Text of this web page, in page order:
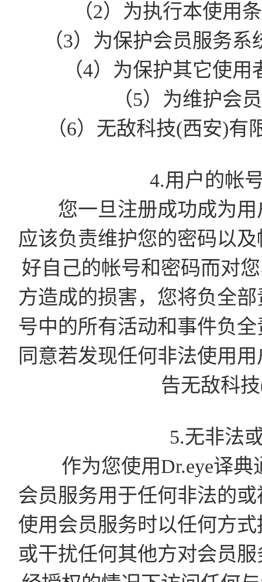
（2）为执行本使用
（3）为保护会员服务
（4）为保护其它使
（5）为维护会
（6）无敌科技(西安)
4.用户的帐
您一旦注册成功成为用
应该负责维护您的密码以
好自己的帐号和密码而对
方造成的损害，您将负全
号中的所有活动和事件负
同意若发现任何非法使用
告无敌科
5.无非法
作为您使用Dr.eye译典
会员服务用于任何非法的
使用会员服务时以任何方
或干扰任何其他方对会员